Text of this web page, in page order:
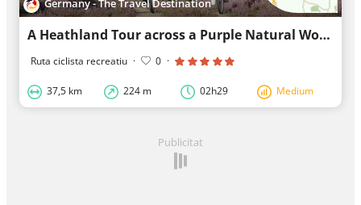
Germany - The Travel Destination
A Heathland Tour across a Purple Natural Wonder
Ruta ciclista recreatiu · 0 ·
37,5 km 224 m 02h29 Medium
Publicitat